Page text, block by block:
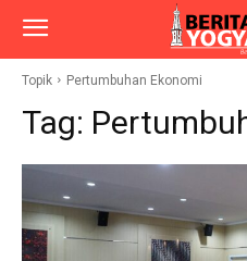
Topik Pertumbuhan Ekonomi
Tag: